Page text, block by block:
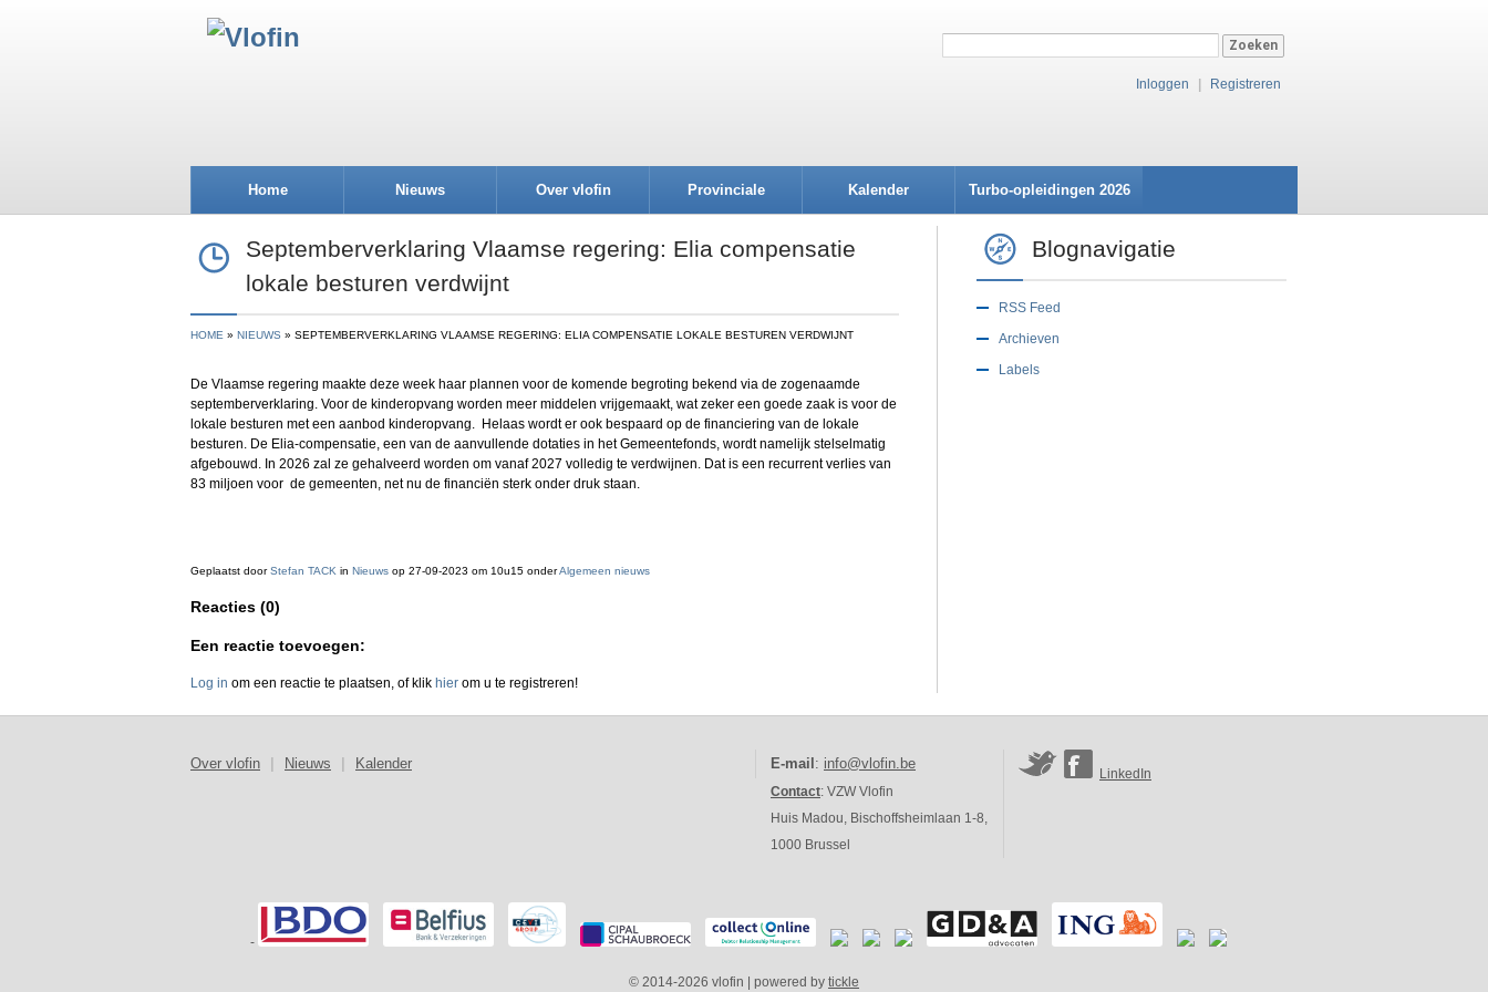
Inloggen Registreren
Home Nieuws Over vlofin Provinciale
afdelingen
Kalender Turbo-opleidingen 2026
Septemberverklaring Vlaamse regering: Elia compensatie
lokale besturen verdwijnt
HOME NIEUWS SEPTEMBERVERKLARING VLAAMSE REGERING: ELIA COMPENSATIE LOKALE BESTUREN VERDWIJNT
De Vlaamse regering maakte deze week haar plannen voor de komende begroting bekend via de zogenaamde
septemberverklaring. Voor de kinderopvang worden meer middelen vrijgemaakt, wat zeker een goede zaak is voor de
lokale besturen met een aanbod kinderopvang. Helaas wordt er ook bespaard op de financiering van de lokale
besturen. De Elia-compensatie, een van de aanvullende dotaties in het Gemeentefonds, wordt namelijk stelselmatig
afgebouwd. In 2026 zal ze gehalveerd worden om vanaf 2027 volledig te verdwijnen. Dat is een recurrent verlies van
83 miljoen voor de gemeenten, net nu de financiën sterk onder druk staan.
Geplaatst doorStefan TACK in Nieuws op 27-09-2023 om 10u15 onderAlgemeen nieuws
Reacties (0)
Een reactie toevoegen:
Log in om een reactie te plaatsen, of klik hier om u te registreren!
Blognavigatie
RSS Feed
Archieven
Labels
Over vlofin Nieuws Kalender E-mail : info@vlofin.be
Contact: VZW Vlofin
Huis Madou, Bischoffsheimlaan 1-8,
1000 Brussel
LinkedIn
-
© 2014-2026 vlofin | powered by tickle